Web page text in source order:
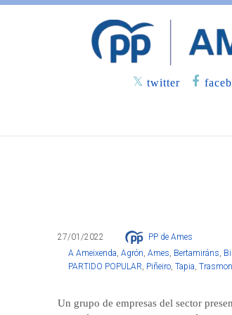
twitter
El Alcalde de Ames
municipales por
27/01/2022
PP de Ames
A Ameixenda, Agrón, Ames, Bertamiráns,
PARTIDO POPULAR, Piñeiro, Tapia,
Un grupo de empresas del sector